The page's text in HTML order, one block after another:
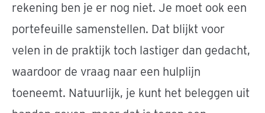
rekening ben je er nog niet. Je moet ook een
portefeuille samenstellen. Dat blijkt voor
velen in de praktijk toch lastiger dan gedacht,
waardoor de vraag naar een hulplijn
toeneemt. Natuurlijk, je kunt het beleggen uit